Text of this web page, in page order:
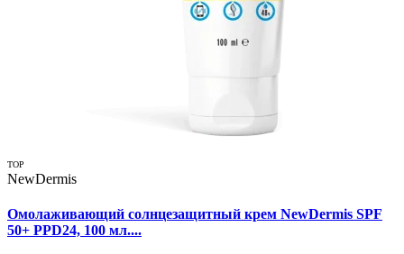
TOP
NewDermis
Омолаживающий солнцезащитный крем NewDermis SPF
50+ PPD24, 100 мл....